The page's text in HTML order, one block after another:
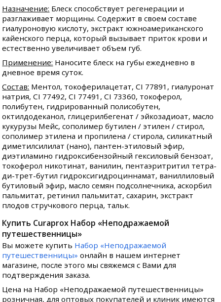
Назначение: Блеск способствует регенерации и
разглаживает морщины. Содержит в своем составе
гиалуроновую кислоту, экстракт южноамериканского
кайенского перца, который вызывает приток крови и
естественно увеличивает объем губ.
Применение: Наносите блеск на губы ежедневно в
дневное время суток.
Состав: Ментол, токоферилацетат, CI 77891, гиалуронат
натрия, CI 77492, CI 77491, CI 73360, токоферол,
полибутен, гидрированный полисобутен,
октилдодеканол, глицерилбегенат / эйкозадиоат, масло
кукурузы Мейс, сополимер бутилен / этилен / стирол,
сополимер этилена и пропилена / стирола, силикатный
диметилсилилат (нано), пантен-этиловый эфир,
диэтиламино гидроксибензойный гексиловый бензоат,
токоферол никотинат, ванилин, пентаэритритил тетра-
ди-трет-бутил гидроксигидроциннамат, ваниллиловый
бутиловый эфир, масло семян подсолнечника, аскорбил
пальмитат, ретинил пальмитат, сахарин, экстракт
плодов стручкового перца, тальк.
Купить Curaprox Набор «Неподражаемой
путешественницы»
Вы можете купить Набор «Неподражаемой
путешественницы» онлайн в нашем интернет
магазине, после этого мы свяжемся с Вами для
подтверждения заказа.
Цена на Набор «Неподражаемой путешественницы»
розничная, для оптовых покупателей и клиник имеются